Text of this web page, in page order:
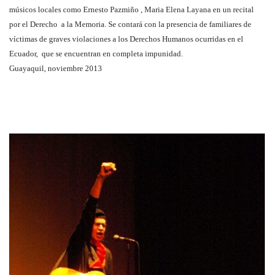
músicos locales como Ernesto Pazmiño , Maria Elena Layana en un recital
por el Derecho a la Memoria. Se contará con la presencia de familiares de
víctimas de graves violaciones a los Derechos Humanos ocurridas en el
Ecuador, que se encuentran en completa impunidad.
Guayaquil, noviembre 2013